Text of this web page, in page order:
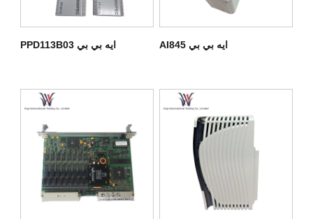
ايه بي بي PPD113B03 ايه بي بي AI845